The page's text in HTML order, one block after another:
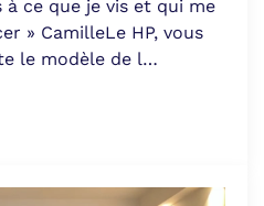
ce que je vis et qui me
» CamilleLe HP, vous
le modèle de l…